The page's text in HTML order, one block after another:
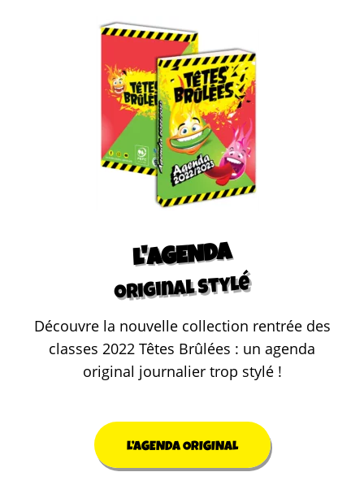
L'AGENDA
original stylé
Découvre la nouvelle collection rentrée des
classes 2022 Têtes Brûlées : un agenda
original journalier trop stylé !
L’AGENDA ORIGINAL